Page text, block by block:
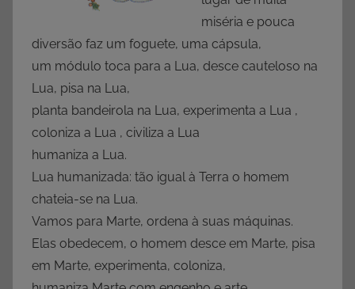
miséria e pouca
diversão faz um foguete, uma cápsula,
um módulo toca para a Lua, desce cauteloso na
Lua, pisa na Lua,
planta bandeirola na Lua, experimenta a Lua ,
coloniza a Lua , civiliza a Lua
humaniza a Lua.
Lua humanizada: tão igual à Terra o homem
chateia-se na Lua.
Vamos para Marte, ordena à suas máquinas.
Elas obedecem, o homem desce em Marte, pisa
em Marte, experimenta, coloniza,